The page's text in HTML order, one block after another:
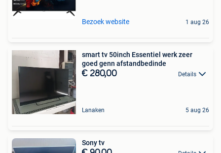
Bezoek website 1 aug 26
smart tv 50inch Essentiel werk zeer
goed genn afstandbedinde
€ 280,00 Details
Lanaken 5 aug 26
Sony tv